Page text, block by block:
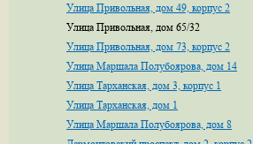
Улица Привольная, дом 49, корпус 2
Улица Привольная, дом 65/32
Улица Привольная, дом 73, корпус 2
Улица Маршала Полубоярова, дом 14
Улица Тарханская, дом 3, корпус 1
Улица Тарханская, дом 1
Улица Маршала Полубоярова, дом 8